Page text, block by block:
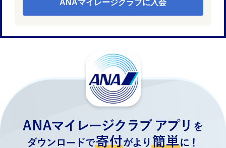
ANAマイレージクラブに入会